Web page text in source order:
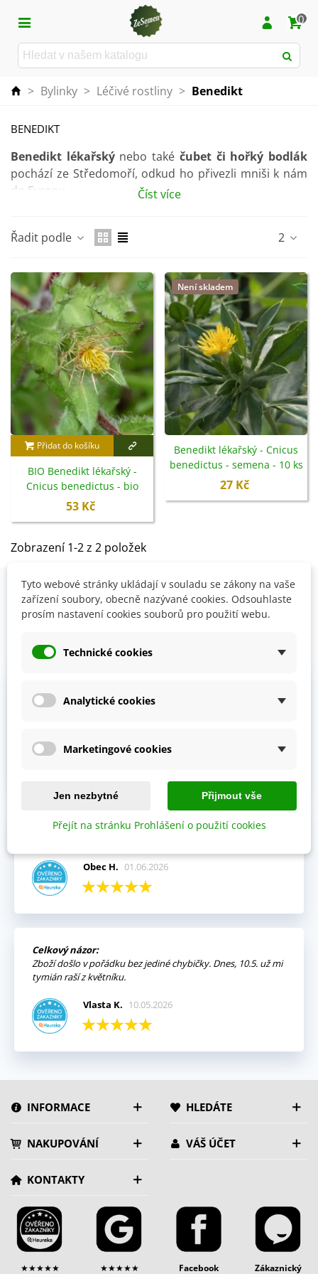
0
> Bylinky > Léčivé rostliny > Benedikt
BENEDIKT
Benedikt lékařskýnebo také čubet či hořký bodlák
pochází ze Středomoří, odkud ho přivezli mniši k nám
do Evropy.
zajímavé květy mají žlutou barvu.
formě výluhu, který má pozitivní vliv při problémech s
trávením.
Číst více
Řadit podle 2
Přidat do košíku
BIO Benedikt lékařský -
Cnicus benedictus - bio
semena - 10 ks
53 Kč
Není skladem
Benedikt lékařský - Cnicus
benedictus - semena - 10 ks
27 Kč
Zobrazení 1-2 z 2 položek
OVĚŘENO NAŠIMI ZÁKAZNÍKY
Prohlédněte si vybraná hodnocení našich zákazníků.
Vždy mi přišla objednávka velmi rychle a v pořádku,
Jitka V. 02.06.2026
Celkový názor:
Obec H. 01.06.2026
Celkový názor:
Zboží došlo v pořádku bez jediné chybičky. Dnes, 10.5. už mi
tymián raší z květníku.
Vlasta K. 10.05.2026
INFORMACE HLEDÁTE
NAKUPOVÁNÍ VÁŠ ÚČET
KONTAKTY
★★★★★ ★★★★★ Facebook Zákaznický
Tyto webové stránky ukládají v souladu se zákony na vaše
zařízení soubory, obecně nazývané cookies. Odsouhlaste
prosím nastavení cookies souborů pro použití webu.
Technické cookies
Analytické cookies
Marketingové cookies
Jen nezbytné Přijmout vše
Přejít na stránku Prohlášení o použití cookies